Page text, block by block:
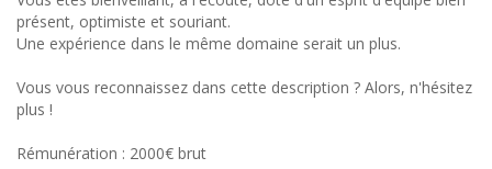
présent, optimiste et souriant.
Une expérience dans le même domaine serait un plus.
Vous vous reconnaissez dans cette description ? Alors, n'hésitez
plus !
Rémunération : 2000€ brut